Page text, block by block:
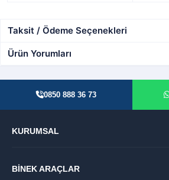
Taksit / Ödeme Seçenekleri
Ürün Yorumları
0850 888 36 73
KURUMSAL
BİNEK ARAÇLAR